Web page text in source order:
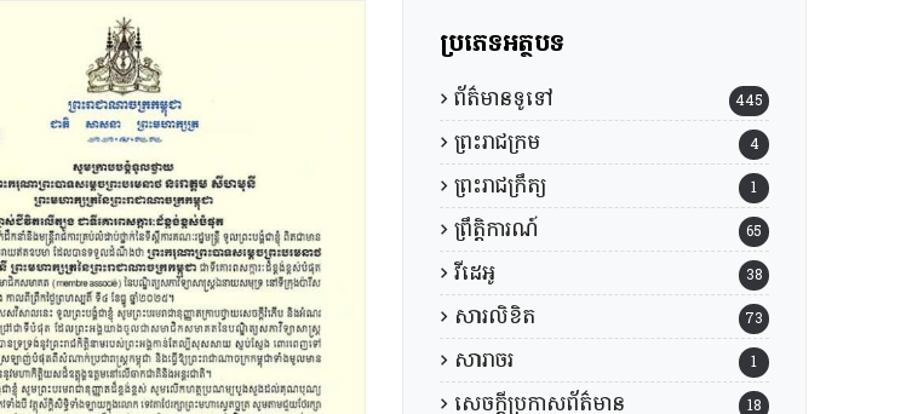
ប្រភេទអត្ថបទ
ព័ត៌មានទូទៅ 445
ព្រះរាជក្រម 4
ព្រះរាជក្រឹត្យ 1
ព្រឹត្តិការណ៍ 65
វីដេអូ 38
សារលិខិត 73
សារាចរ 1
សេចក្តីប្រកាសព័ត៌មាន 18